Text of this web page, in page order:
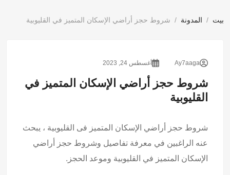
بيت المدونة شروط حجز أراضي الإسكان المتميز في القليوبية
Ay7aaga أغسطس 24, 2023
شروط حجز أراضي الإسكان المتميز في
القليوبية
شروط حجز أراضي الإسكان المتميز فى القليوبية ، يبحث
عنه الراغبين في معرفة تفاصيل وشروط حجز أراضي
الإسكان المتميز في القليوبية وموعد الحجز.